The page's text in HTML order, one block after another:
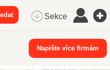
Sekce
Napište více firmám